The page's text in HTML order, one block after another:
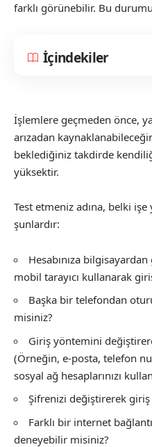
farklı görünebilir. Bu
İçindekiler
İşlemlere geçmeden önce,
arızadan
beklediğiniz takdirde
yüksektir.
Test etmeniz adına, belki
şunlardır:
Hesabınıza
mobil tarayıcı kullanarak
Başka bir telefondan
misiniz?
Giriş yöntemini
(Örneğin, e-posta, telefon
sosyal ağ hesaplarınızı
Şifrenizi değiştirerek
Farklı bir internet
deneyebilir misiniz?